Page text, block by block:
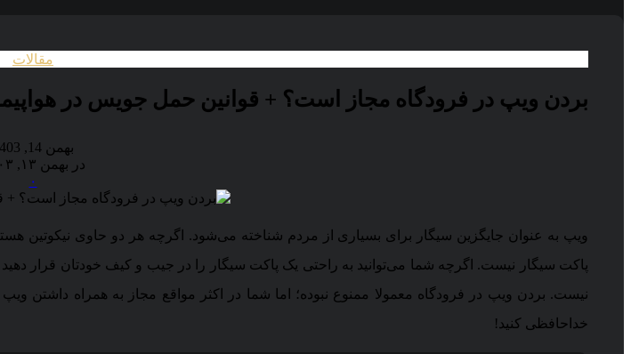
مقالات
بردن ویپ در فرودگاه مجاز است؟ + قوانین حمل جویس در
بهمن 14, 1403
در بهمن ۱۳, ۱۴۰۳
۰
ویپ به عنوان جایگزین سیگار برای بسیاری از مردم شناخته می‌شود. اگرچه هر دو حاوی نیکوتین
پاکت سیگار نیست. اگرچه شما می‌توانید به راحتی یک پاکت سیگار را در جیب و کیف خودتان قرار دهید
نیست. بردن ویپ در فرودگاه معمولا ممنوع نبوده؛ اما شما در اکثر مواقع مجاز به همراه داشتن
خداحافظی کنید!